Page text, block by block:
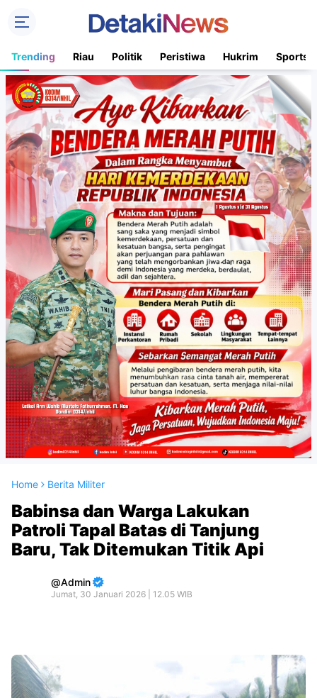
Trending Riau Politik Peristiwa Hukrim Sports
Home Berita Militer
Babinsa dan Warga Lakukan
Patroli Tapal Batas di Tanjung
Baru, Tak Ditemukan Titik Api
Admin
Jumat, 30 Januari 2026 | 12.05 WIB